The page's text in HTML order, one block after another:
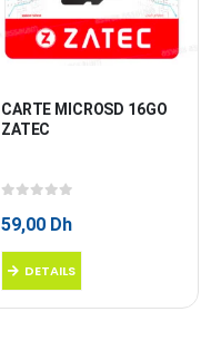
CARTE MICROSD 16GO
ZATEC
59,00 Dh
DETAILS